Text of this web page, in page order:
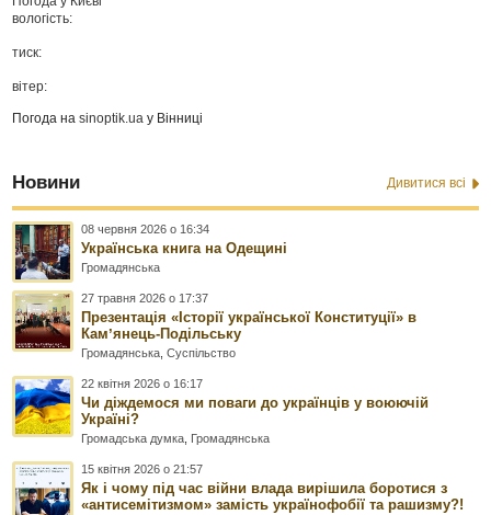
вологість:
тиск:
вітер:
Погода наsinoptik.ua у Вінниці
Новини Дивитися всі
08 червня 2026 о 16:34
Українська книга на Одещині
Громадянська
27 травня 2026 о 17:37
Презентація «Історії української Конституції» в
Камʼянець-Подільську
Громадянська ,Суспільство
22 квітня 2026 о 16:17
Чи діждемося ми поваги до українців у воюючій
Україні?
Громадська думка Громадянська
15 квітня 2026 о 21:57
Як і чому під час війни влада вирішила боротися з
«антисемітизмом» замість українофобії та рашизму?!